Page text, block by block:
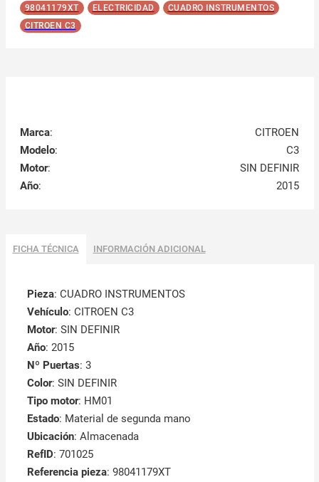
98041179XT ELECTRICIDAD
CUADRO INSTRUMENTOS
CITROEN C3
Marca:
CITROEN
Modelo:
C3
Motor:
SIN DEFINIR
Año: 2015
FICHA TÉCNICA INFORMACIÓN ADICIONAL
Pieza: CUADRO INSTRUMENTOS
Vehículo: CITROEN C3
Motor: SIN DEFINIR
Año: 2015
Nº Puertas: 3
Color: SIN DEFINIR
Tipo motor: HM01
Estado: Material de segunda mano
Ubicación: Almacenada
RefID: 701025
Referencia pieza: 98041179XT